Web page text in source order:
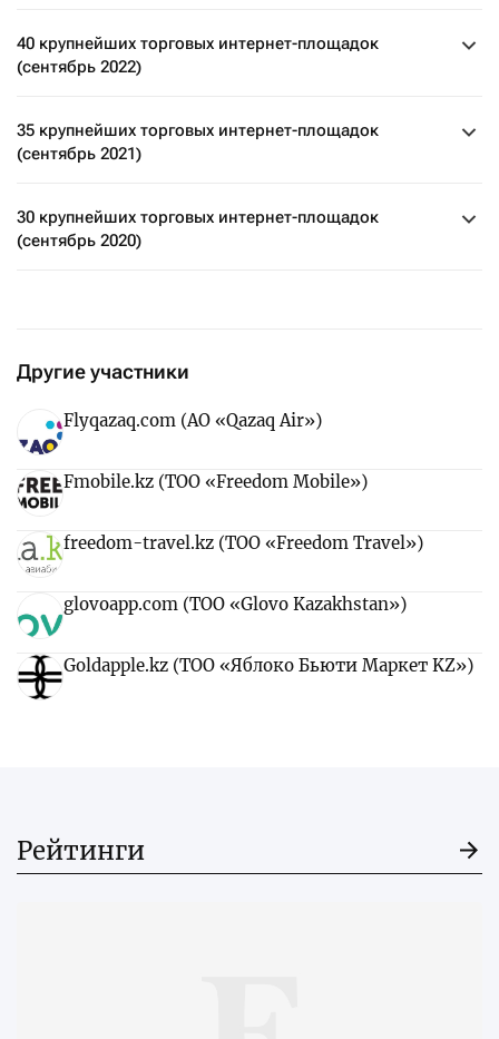
40 крупнейших торговых интернет-площадок
(сентябрь 2022)
35 крупнейших торговых интернет-площадок
(сентябрь 2021)
30 крупнейших торговых интернет-площадок
(сентябрь 2020)
Другие участники
Flyqazaq.com (АО «Qazaq Air»)
Fmobile.kz (ТОО «Freedom Mobile»)
freedom-travel.kz (ТОО «Freedom Travel»)
glovoapp.com (ТОО «Glovo Kazakhstan»)
Goldapple.kz (ТОО «Яблоко Бьюти Маркет KZ»)
Рейтинги